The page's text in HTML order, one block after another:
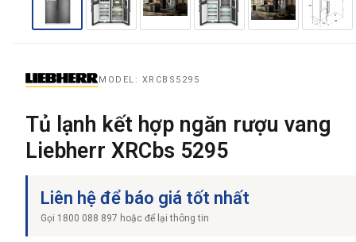
MODEL: XRCBS5295
Tủ lạnh kết hợp ngăn rượu vang
Liebherr XRCbs 5295
Liên hệ để báo giá tốt nhất
Gọi 1800 088 897 hoặc để lại thông tin